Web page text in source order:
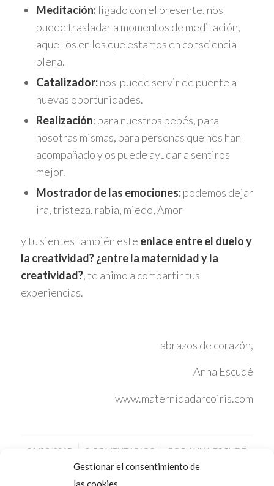
Gestionar el consentimiento de
las cookies
Meditación:ligado con el presente, nos
puede trasladar a momentos de meditación,
aquellos en los que estamos en consciencia
plena.
Catalizador:nos puede servir de puente a
nuevas oportunidades.
Realización: para nuestros bebés, para
nosotras mismas, para personas que nos han
acompañado y os puede ayudar a sentiros
mejor.
Mostrador de las emociones:podemos dejar
ira, tristeza, rabia, miedo, Amor
y tu sientes también este enlace entre el duelo y
la creatividad? ¿entre la maternidad y la
creatividad?, te animo a compartir tus
experiencias.
abrazos de corazón,
Anna Escudé
www.maternidadarcoiris.com
01/09/2015
/ 0 COMENTARIOS
/ POR ANNA ESCUDÉ